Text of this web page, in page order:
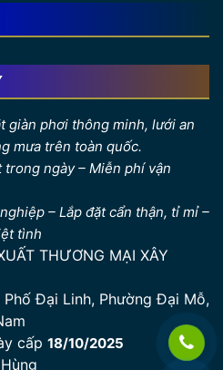
giàn phơi thông minh, lưới an
mưa trên toàn quốc.
trong ngày – Miễn phí vận
– Lắp đặt cẩn thận, tỉ mỉ –
tình
THƯƠNG MẠI XÂY
Đại Linh, Phường Đại Mỗ,
cấp 18/10/2025